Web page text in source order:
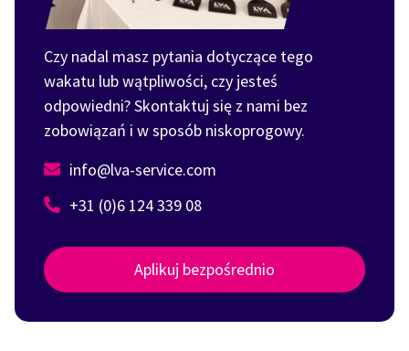
Czy nadal masz pytania dotyczące tego
wakatu lub wątpliwości, czy jesteś
odpowiedni? Skontaktuj się z nami bez
zobowiązań i w sposób niskoprogowy.
info@lva-service.com
+31 (0)6 124 339 08
Aplikuj bezpośrednio